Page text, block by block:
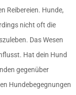
Reibereien. Hunde,
nicht oft die
Das Wesen
Hat dein Hund
gegenüber
Hundebegegnungen